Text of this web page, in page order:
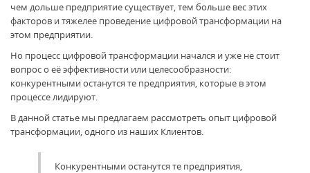
чем дольше предприятие существует, тем больше вес этих
факторов и тяжелее проведение цифровой трансформации на
этом предприятии.
Но процесс цифровой трансформации начался и уже не стоит
вопрос о её эффективности или целесообразности:
конкурентными останутся те предприятия, которые в этом
процессе лидируют.
В данной статье мы предлагаем рассмотреть опыт цифровой
трансформации, одного из наших Клиентов.
Конкурентными останутся те предприятия,